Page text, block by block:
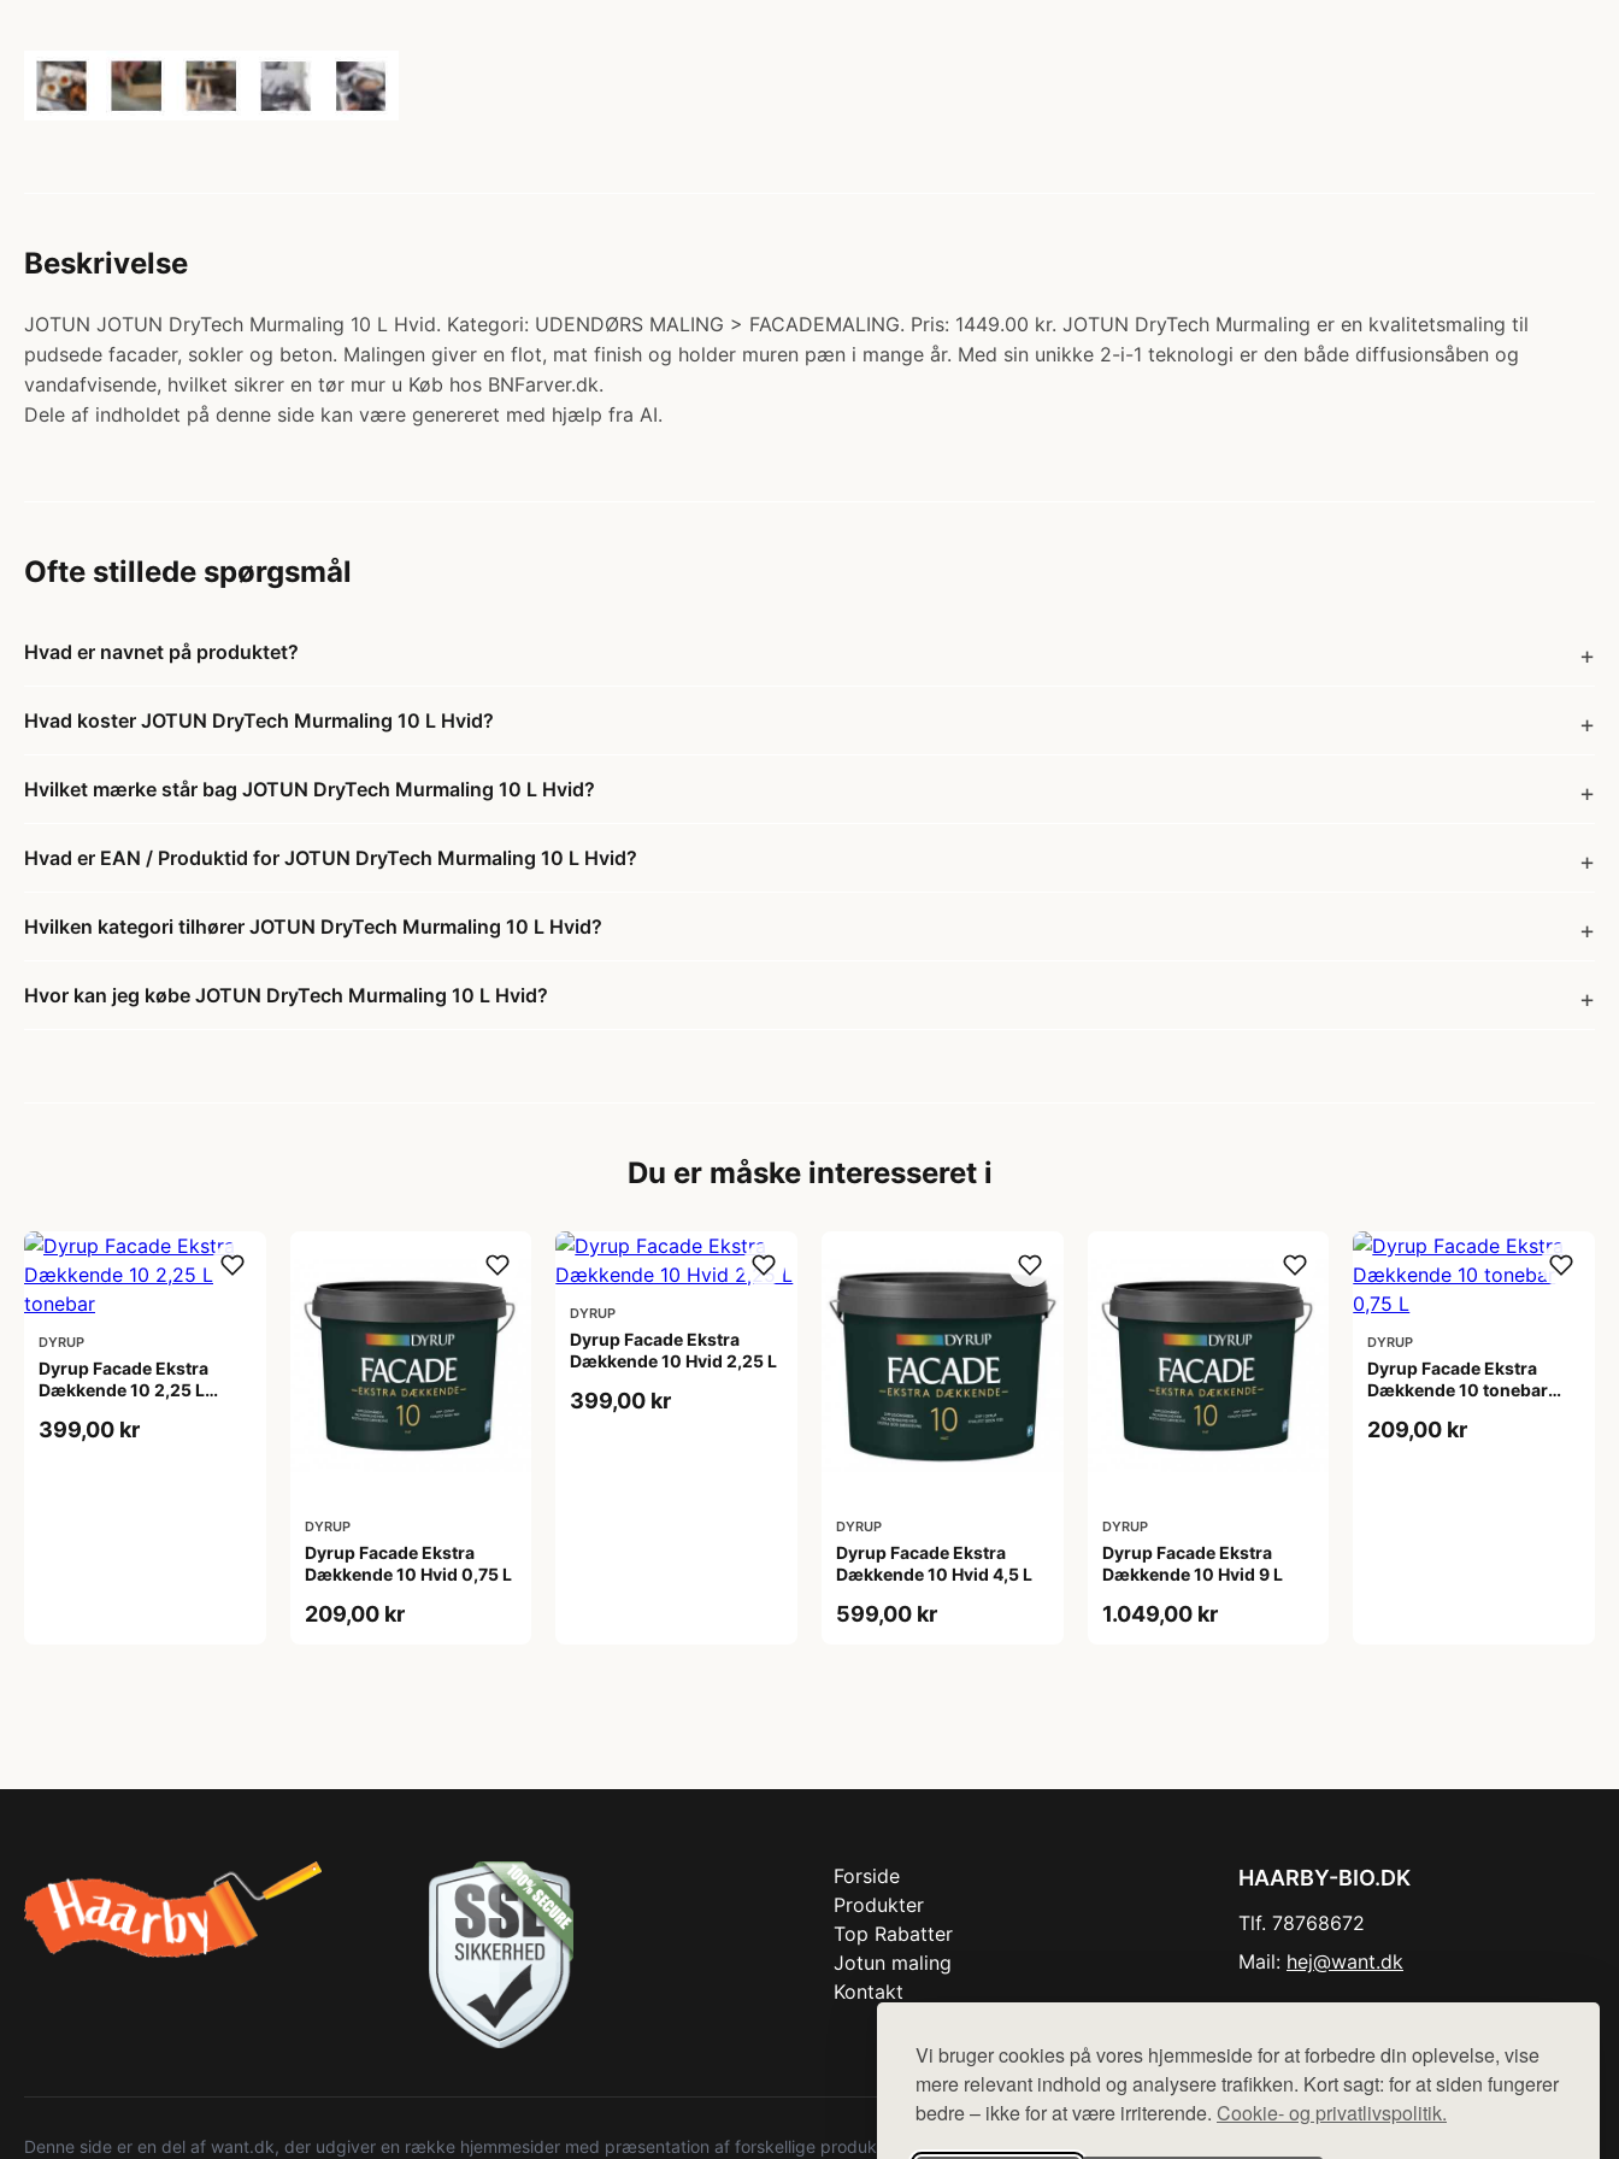
Vi bruger cookies på vores hjemmeside for at forbedre din oplevelse, vise
mere relevant indhold og analysere trafikken. Kort sagt: for at siden fungerer
bedre – ikke for at være irriterende. Cookie- og privatlivspolitik.
Beskrivelse
JOTUN JOTUN DryTech Murmaling 10 L Hvid. Kategori: UDENDØRS MALING > FACADEMALING. Pris: 1449.00 kr. JOTUN DryTech Murmaling er en kvalitetsmaling til
pudsede facader, sokler og beton. Malingen giver en flot, mat finish og holder muren pæn i mange år. Med sin unikke 2-i-1 teknologi er den både diffusionsåben og
vandafvisende, hvilket sikrer en tør mur u Køb hos BNFarver.dk.
Dele af indholdet på denne side kan være genereret med hjælp fra AI.
Ofte stillede spørgsmål
Hvad er navnet på produktet?
Hvad koster JOTUN DryTech Murmaling 10 L Hvid?
Hvilket mærke står bag JOTUN DryTech Murmaling 10 L Hvid?
Hvad er EAN / Produktid for JOTUN DryTech Murmaling 10 L Hvid?
Hvilken kategori tilhører JOTUN DryTech Murmaling 10 L Hvid?
Hvor kan jeg købe JOTUN DryTech Murmaling 10 L Hvid?
Du er måske interesseret i
DYRUP
Dyrup Facade Ekstra
Dækkende 10 2,25 L
399,00 kr
DYRUP
Dyrup Facade Ekstra
Dækkende 10 Hvid 0,75 L
209,00 kr
DYRUP
Dyrup Facade Ekstra
Dækkende 10 Hvid 2,25 L
399,00 kr
DYRUP
Dyrup Facade Ekstra
Dækkende 10 Hvid 4,5 L
599,00 kr
DYRUP
Dyrup Facade Ekstra
Dækkende 10 Hvid 9 L
1.049,00 kr
DYRUP
Dyrup Facade Ekstra
Dækkende 10 tonebar
209,00 kr
Forside
Produkter
Top Rabatter
Jotun maling
Kontakt
HAARBY-BIO.DK
Tlf. 78768672
Mail: hej@want.dk
Denne side er en del af want.dk, der udgiver en række hjemmesider med præsentation af forskellige produkter fra diverse webshops. Der sælges ikke varer fra denne side - vi henviser til de shops,